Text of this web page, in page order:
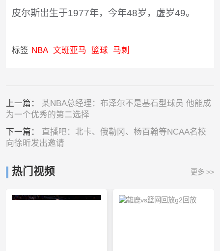
皮尔斯出生于1977年，今年48岁，虚岁49。
标签 NBA 文班亚马 篮球 马刺
上一篇： 某NBA总经理：布泽尔不是基石型球员 他能成
为一个优秀的第二选择
下一篇： 直播吧：北卡、俄勒冈、杨百翰等NCAA名校
向徐昕发出邀请
热门视频 更多 >>